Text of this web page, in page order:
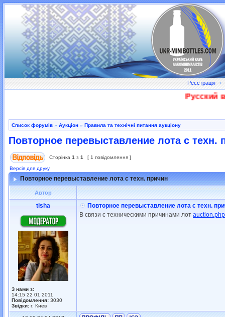
Реєстрація •
Русский
Список форумів » Аукціон » Правила та технічні питання аукціону
Повторное перевыставление лота с техн.
Сторінка 1 з 1
[ 1 повідомлення ]
Версія для друку
Повторное перевыставление лота с техн. причин
Автор
tisha
З нами з:
14:15 22 01 2011
Повідомлення: 3030
Звідки: г. Киев
Повторное перевыставление лота с техн.
В связи с техническими причинами лот